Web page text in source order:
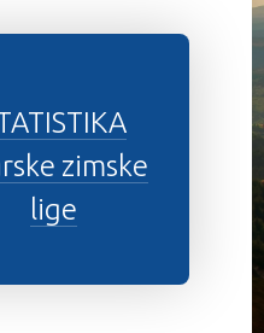
zimske
lige